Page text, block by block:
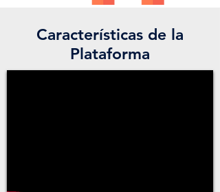
Características de la
Plataforma